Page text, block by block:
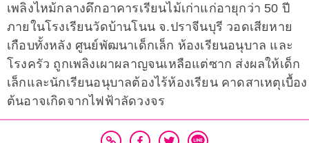
เพลิงไหม้กลางดึกอาคารเรียนไม้เก่าแก่อายุกว่า 50 ปี
ภายในโรงเรียนวัดบ้านโนน จ.ปราจีนบุรี วอดเสียหาย
เกือบทั้งหลัง ศูนย์พัฒนาเด็กเล็ก ห้องเรียนอนุบาล และ
โรงครัว ถูกเพลิงเผาผลาญจนเหลือแต่ซาก ส่งผลให้เด็ก
เล็กและนักเรียนอนุบาลต้องไร้ห้องเรียน คาดสาเหตุเบื้อง
ต้นอาจเกิดจากไฟฟ้าลัดวงจร